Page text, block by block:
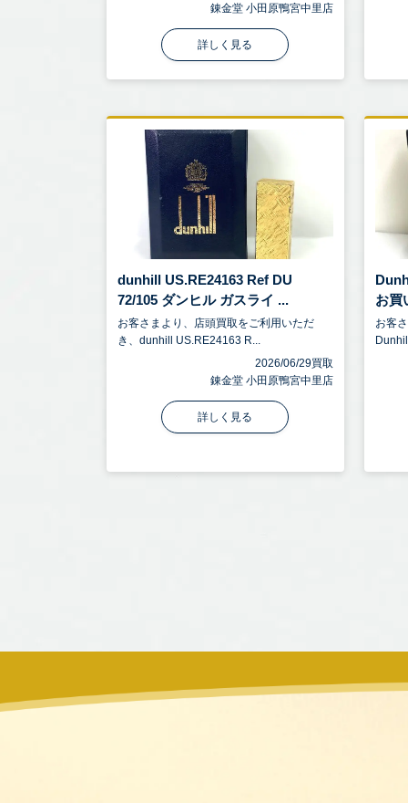
錬金堂 小田原鴨宮中里店
詳しく見る
dunhill US.RE24163 Ref DU
72/105 ダンヒル ガスライ ...
お客さまより、店頭買取をご利用いただ
き、dunhill US.RE24163 R...
2026/06/29買取
錬金堂 小田原鴨宮中里店
詳しく見る
お買
お客